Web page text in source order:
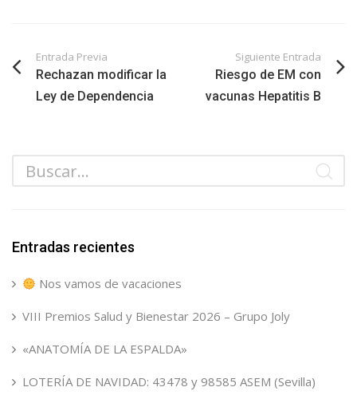
Entrada Previa
Rechazan modificar la
Ley de Dependencia
Siguiente Entrada
Riesgo de EM con
vacunas Hepatitis B
Entradas recientes
Nos vamos de vacaciones
VIII Premios Salud y Bienestar 2026 – Grupo Joly
«ANATOMÍA DE LA ESPALDA»
LOTERÍA DE NAVIDAD: 43478 y 98585 ASEM (Sevilla)